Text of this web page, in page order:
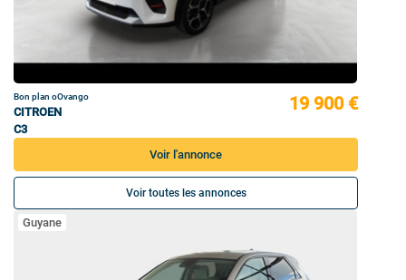
Bon plan oOvango
CITROEN
C3
19 900 €
Voir l'annonce
Voir toutes les annonces
Guyane